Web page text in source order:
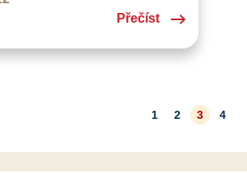
výročí od svého založení.
gratulanty i oslavence přivítala
Přečíst
1 2 3 4